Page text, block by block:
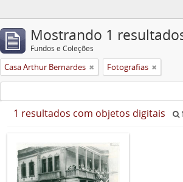
Mostrando 1
Fundos e Coleções
Casa Arthur Bernardes Fotografias
1 resultados com objetos digitais